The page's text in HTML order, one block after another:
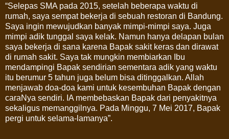
“Selepas SMA pada 2015, setelah beberapa waktu di
rumah, saya sempat bekerja di sebuah restoran di Bandung.
Saya ingin mewujudkan banyak mimpi-mimpi saya. Juga
mimpi adik tunggal saya kelak. Namun hanya delapan bulan
saya bekerja di sana karena Bapak sakit keras dan dirawat
di rumah sakit. Saya tak mungkin membiarkan Ibu
mendampingi Bapak sendirian sementara adik yang waktu
itu berumur 5 tahun juga belum bisa ditinggalkan. Allah
menjawab doa-doa kami untuk kesembuhan Bapak dengan
caraNya sendiri. IA membebaskan Bapak dari penyakitnya
sekaligus memanggilnya. Pada Minggu, 7 Mei 2017, Bapak
pergi untuk selama-lamanya”.